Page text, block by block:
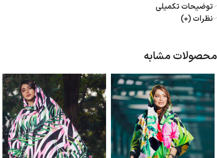
توضیحات تکمیلی
نظرات (0)
محصولات مشابه